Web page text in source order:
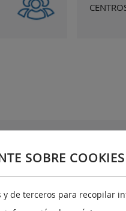
SOBRE COOKIES
de terceros para recopilar